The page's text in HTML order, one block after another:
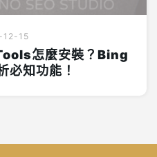
12-15
怎麼安裝？Bing
必知功能！